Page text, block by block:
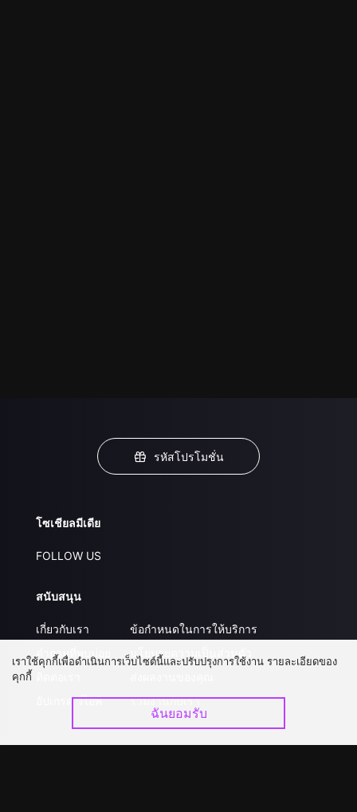
รหัสโปรโมชั่น
โซเชียลมีเดีย
FOLLOW US
สนับสนุน
เกี่ยวกับเรา
คำถามที่พบบ่อย
อัปเกรด วีไอพี
ข้อกำหนดในการให้บริการ
นโยบายความเป็นส่วนตัว
ร่วมงานกับเรา
เราใช้คุกกี้เพื่อดำเนินการเว็บไซต์นี้และปรับปรุงการใช้งาน รายละเอียดของ
คุกกี้
ฉันยอมรับ